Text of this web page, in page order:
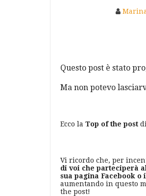
Questo post è stato
Ma non potevo
Ecco la Top of the post
Vi ricordo che, per
di voi che parteciperà
sua pagina Facebook o
aumentando in questo
the post!